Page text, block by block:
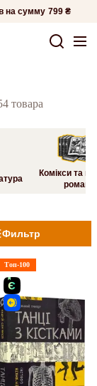
на сумму 799 ₴
товара
Комікси та
романи
Фильтр
Топ-100